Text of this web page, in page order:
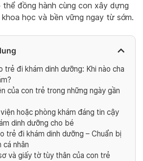
thể đồng hành cùng con xây dựng
học và bền vững ngay từ sớm.
trẻ đi khám dinh dưỡng: Khi nào cha
của con trẻ trong những ngày gần
hoặc phòng khám đáng tin cậy
dinh dưỡng cho bé
trẻ đi khám dinh dưỡng – Chuẩn bị
cá nhân
và giấy tờ tùy thân của con trẻ